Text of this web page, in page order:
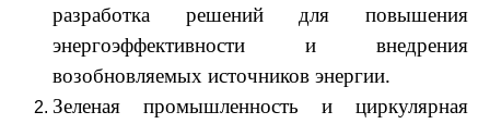
разработка решений для повышения
энергоэффективности и внедрения
возобновляемых источников энергии.
Зеленая промышленность и циркулярная